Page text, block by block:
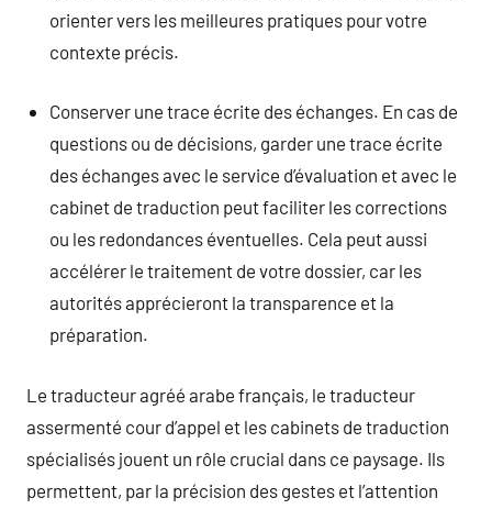
orienter vers les meilleures pratiques pour votre
contexte précis.
Conserver une trace écrite des échanges. En cas de
questions ou de décisions, garder une trace écrite
des échanges avec le service d’évaluation et avec le
cabinet de traduction peut faciliter les corrections
ou les redondances éventuelles. Cela peut aussi
accélérer le traitement de votre dossier, car les
autorités apprécieront la transparence et la
préparation.
Le traducteur agréé arabe français, le traducteur
assermenté cour d’appel et les cabinets de traduction
spécialisés jouent un rôle crucial dans ce paysage. Ils
permettent, par la précision des gestes et l’attention